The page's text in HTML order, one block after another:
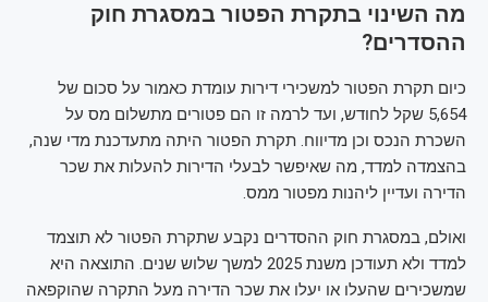
מה השינוי בתקרת הפטור במסגרת חוק
ההסדרים?
כיום תקרת הפטור למשכירי דירות עומדת כאמור על סכום של
5,654 שקל לחודש, ועד לרמה זו הם פטורים מתשלום מס על
השכרת הנכס וכן מדיווח. תקרת הפטור היתה מתעדכנת מדי שנה,
בהצמדה למדד, מה שאיפשר לבעלי הדירות להעלות את שכר
הדירה ועדיין ליהנות מפטור ממס.
ואולם, במסגרת חוק ההסדרים נקבע שתקרת הפטור לא תוצמד
למדד ולא תעודכן משנת 2025 למשך שלוש שנים. התוצאה היא
שמשכירים שהעלו או יעלו את שכר הדירה מעל התקרה שהוקפאה